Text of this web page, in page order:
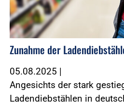
Zunahme der
05.08.2025 |
Angesichts der stark
Ladendiebstählen in